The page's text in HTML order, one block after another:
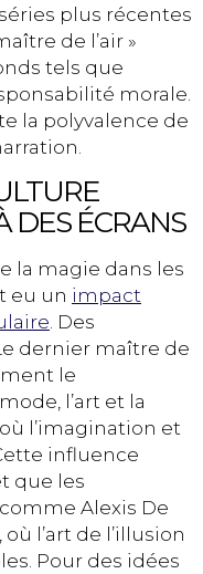
plus récentes
de l’air »
tels que
morale.
la polyvalence de
DES ÉCRANS
la magie dans les
eu un impact
. Des
dernier maître de
le
l’art et la
l’imagination et
influence
que les
Alexis De
l’art de l’illusion
Pour des idées